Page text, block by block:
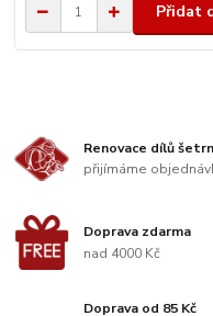
Přidat
Renovace dílů
přijímáme
Doprava zdarma
nad 4000 Kč
Doprava od 85 Kč